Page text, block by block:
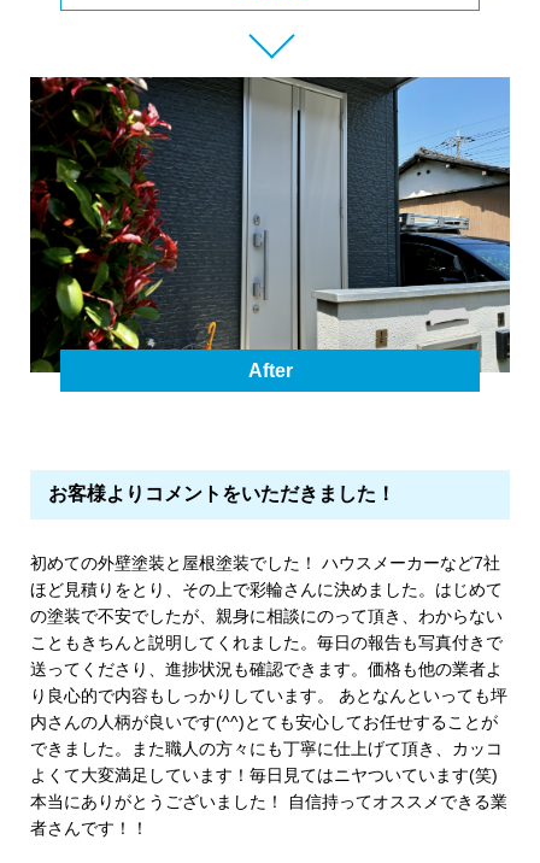
After
お客様よりコメントをいただきました！
初めての外壁塗装と屋根塗装でした！ ハウスメーカーなど7社
ほど見積りをとり、その上で彩輪さんに決めました。はじめて
の塗装で不安でしたが、親身に相談にのって頂き、わからない
こともきちんと説明してくれました。毎日の報告も写真付きで
送ってくださり、進捗状況も確認できます。価格も他の業者よ
り良心的で内容もしっかりしています。 あとなんといっても坪
内さんの人柄が良いです(^^)とても安心してお任せすることが
できました。また職人の方々にも丁寧に仕上げて頂き、カッコ
よくて大変満足しています！毎日見てはニヤついています(笑)
本当にありがとうございました！ 自信持ってオススメできる業
者さんです！！